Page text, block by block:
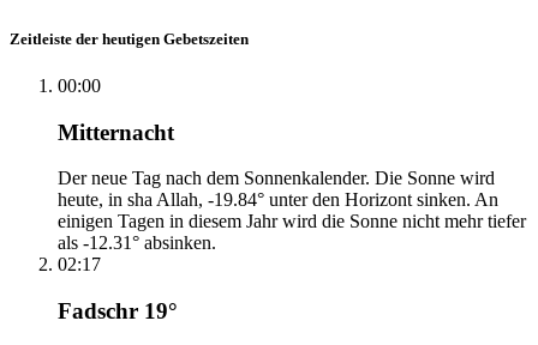
Zeitleiste der heutigen Gebetszeiten
00:00
Mitternacht
Der neue Tag nach dem Sonnenkalender. Die Sonne wird
heute, in sha Allah, -19.84° unter den Horizont sinken. An
einigen Tagen in diesem Jahr wird die Sonne nicht mehr tiefer
als -12.31° absinken.
02:17
Fadschr 19°